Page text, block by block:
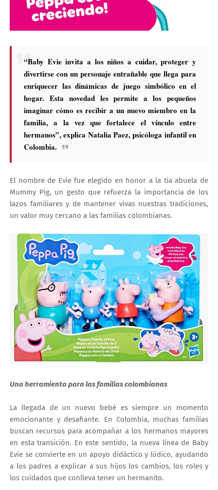
“Baby Evie invita a los niños a cuidar, proteger y
divertirse con un personaje entrañable que llega para
enriquecer las dinámicas de juego simbólico en el
hogar. Esta novedad les permite a los pequeños
imaginar cómo es recibir a un nuevo miembro en la
familia, a la vez que fortalece el vínculo entre
hermanos”, explica Natalia Paez, psicóloga infantil en
Colombia.
El nombre de Evie fue elegido en honor a la tía abuela de
Mummy Pig, un gesto que refuerza la importancia de los
lazos familiares y de mantener vivas nuestras tradiciones,
un valor muy cercano a las familias colombianas.
Una herramienta para las familias colombianas
La llegada de un nuevo bebé es siempre un momento
emocionante y desafiante. En Colombia, muchas familias
buscan recursos para acompañar a los hermanos mayores
en esta transición. En este sentido, la nueva línea de Baby
Evie se convierte en un apoyo didáctico y lúdico, ayudando
a los padres a explicar a sus hijos los cambios, los roles y
los cuidados que conlleva tener un hermanito.